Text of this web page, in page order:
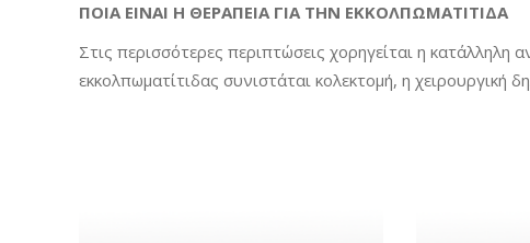
ΠΟΙΑ ΕΙΝΑΙ Η ΘΕΡΑΠΕΙΑ ΓΙΑ ΤΗΝ ΕΚΚΟΛΠΩΜΑΤΙΤΙΔΑ
Στις περισσότερες περιπτώσεις χορηγείται η
εκκολπωματίτιδας συνιστάται κολεκτομή, η